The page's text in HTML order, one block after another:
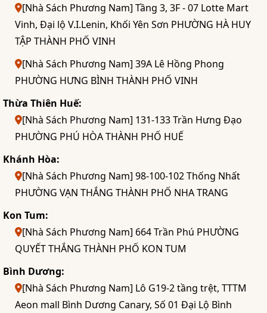
[Nhà Sách Phương Nam] Tầng 3, 3F - 07 Lotte Mart
Vinh, Đại lộ V.I.Lenin, Khối Yên Sơn PHƯỜNG HÀ HUY
TẬP THÀNH PHỐ VINH
[Nhà Sách Phương Nam] 39A Lê Hồng Phong
PHƯỜNG HƯNG BÌNH THÀNH PHỐ VINH
Thừa Thiên Huế:
[Nhà Sách Phương Nam] 131-133 Trần Hưng Đạo
PHƯỜNG PHÚ HÒA THÀNH PHỐ HUẾ
Khánh Hòa:
[Nhà Sách Phương Nam] 98-100-102 Thống Nhất
PHƯỜNG VẠN THẮNG THÀNH PHỐ NHA TRANG
Kon Tum:
[Nhà Sách Phương Nam] 664 Trần Phú PHƯỜNG
QUYẾT THẮNG THÀNH PHỐ KON TUM
Bình Dương:
[Nhà Sách Phương Nam] Lô G19-2 tầng trệt, TTTM
Aeon mall Bình Dương Canary, Số 01 Đại Lộ Bình